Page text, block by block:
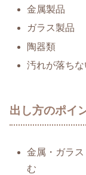
金属製品
ガラス製品
陶器類
汚れが落ち
出し方のポイ
金属・ガラ
む